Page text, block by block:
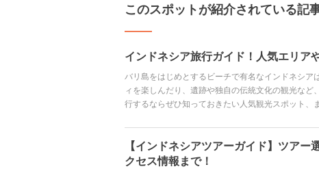
このスポットが紹介されている記
インドネシア旅行ガイド！人気エリア
バリ島をはじめとするビーチで有名なインドネシ
ィを楽しんだり、遺跡や独自の伝統文化の観光な
行するならぜひ知っておきたい人気観光スポット
【インドネシアツアーガイド】ツア
クセス情報まで！